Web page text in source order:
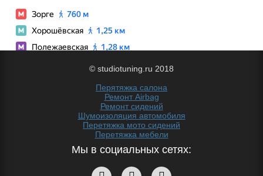
© studiotuning.ru 2018
Перятяжка салона
Ремонт Airbag
Ремонт сидений
Шумоизоляция автомобиля
Перетяжка мото сидений
Перетяжка мебели
Мы в социальных сетях: